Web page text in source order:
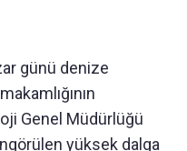
günü denize
Genel Müdürlüğü
yüksek dalga